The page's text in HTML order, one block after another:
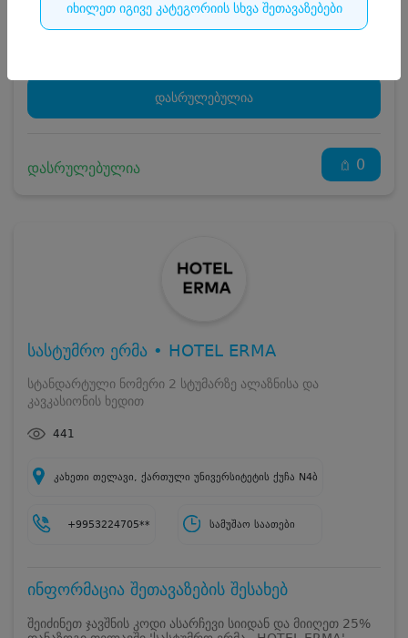
იხილეთ იგივე კატეგორიის სხვა შეთავაზებები
კვება
0 ₾
დასრულებულია
დასრულებულია 0
სასტუმრო ერმა • HOTEL ERMA
სტანდარტული ნომერი 2 სტუმარზე ალაზნისა და
კავკასიონის ხედით
441
კახეთი თელავი, ქართული უნივერსიტეტის ქუჩა N4ბ
+9953224705** სამუშაო საათები
ინფორმაცია შეთავაზების შესახებ
შეიძინეთ ჯავშნის კოდი ასარჩევი სიიდან და მიიღეთ 25%